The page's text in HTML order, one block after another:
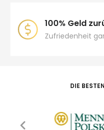
100% Geld
Zufriedenheit
DIE